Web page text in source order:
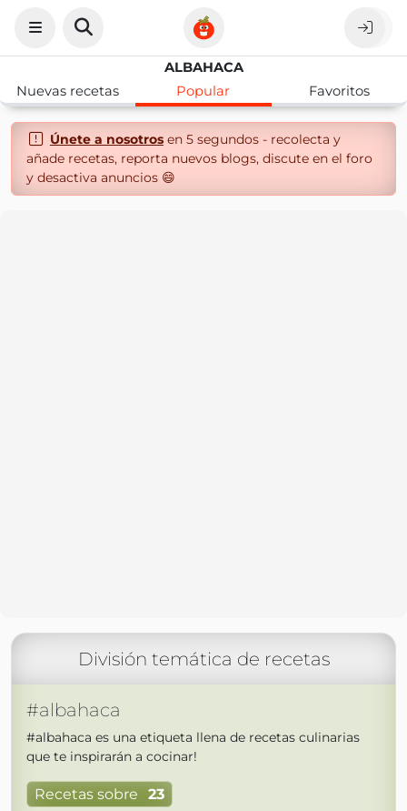
ALBAHACA
Nuevas recetas
Popular Favoritos
Únete a nosotrosen 5 segundos - recolecta y
añade recetas, reporta nuevos blogs, discute en el foro
y desactiva anuncios 😄
División temática de recetas
#albahaca
#albahaca es una etiqueta llena de recetas culinarias
que te inspirarán a cocinar!
Recetas sobre 23